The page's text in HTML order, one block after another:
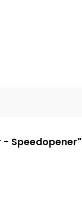
Speedopener"